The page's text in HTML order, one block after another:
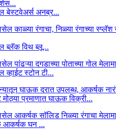
बेस्टवेअर्स अनब्र...
ब्लॅक विथ ब्लू...
स्टोन टी...
प्रमाणात घाऊक विक्री...
आकर्षक घन ...